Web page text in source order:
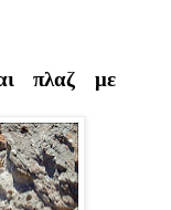
πλαζ με